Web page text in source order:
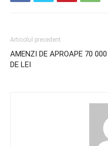
Articolul precedent
AMENZI DE APROAPE 70 000
DE LEI